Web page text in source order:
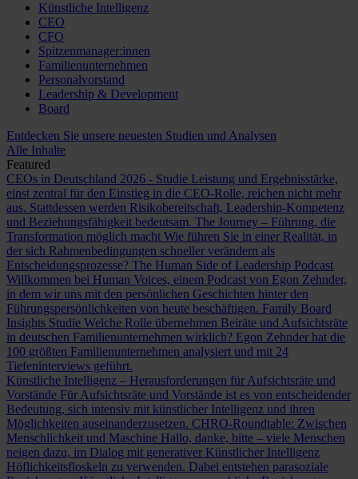
Künstliche Intelligenz
CEO
CFO
Spitzenmanager:innen
Familienunternehmen
Personalvorstand
Leadership & Development
Board
Entdecken Sie unsere neuesten Studien und Analysen
Alle Inhalte
Featured
CEOs in Deutschland 2026 - Studie Leistung und Ergebnisstärke,
einst zentral für den Einstieg in die CEO-Rolle, reichen nicht mehr
aus. Stattdessen werden Risikobereitschaft, Leadership-Kompetenz
und Beziehungsfähigkeit bedeutsam. The Journey – Führung, die
Transformation möglich macht Wie führen Sie in einer Realität, in
der sich Rahmenbedingungen schneller verändern als
Entscheidungsprozesse? The Human Side of Leadership Podcast
Willkommen bei Human Voices, einem Podcast von Egon Zehnder,
in dem wir uns mit den persönlichen Geschichten hinter den
Führungspersönlichkeiten von heute beschäftigen. Family Board
Insights Studie Welche Rolle übernehmen Beiräte und Aufsichtsräte
in deutschen Familienunternehmen wirklich? Egon Zehnder hat die
100 größten Familienunternehmen analysiert und mit 24
Tiefeninterviews geführt.
Künstliche Intelligenz – Herausforderungen für Aufsichtsräte und
Vorstände Für Aufsichtsräte und Vorstände ist es von entscheidender
Bedeutung, sich intensiv mit künstlicher Intelligenz und ihren
Möglichkeiten auseinanderzusetzen. CHRO-Roundtable: Zwischen
Menschlichkeit und Maschine Hallo, danke, bitte – viele Menschen
neigen dazu, im Dialog mit generativer Künstlicher Intelligenz
Höflichkeitsfloskeln zu verwenden. Dabei entstehen parasoziale